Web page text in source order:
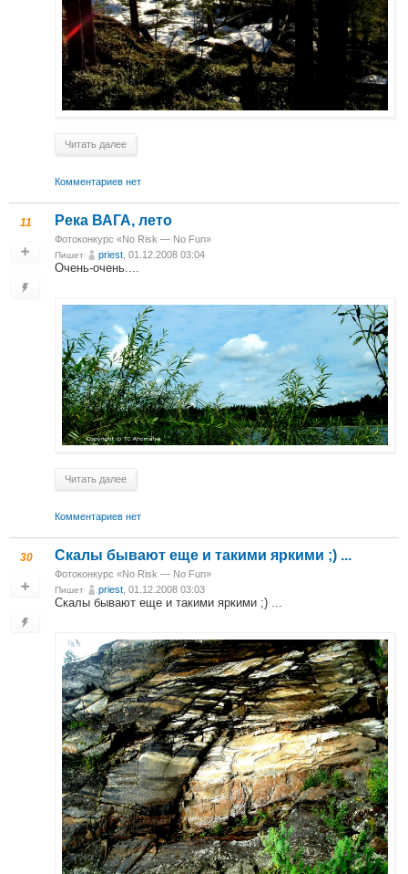
Читать далее
Комментариев нет
11 Река ВАГА, лето
Фотоконкурс «No Risk — No Fun»
Пишет priest , 01.12.2008 03:04
Очень-очень....
Читать далее
Комментариев нет
30 Скалы бывают еще и такими яркими ;) ...
Фотоконкурс «No Risk — No Fun»
Пишет priest , 01.12.2008 03:03
Скалы бывают еще и такими яркими ;) ...